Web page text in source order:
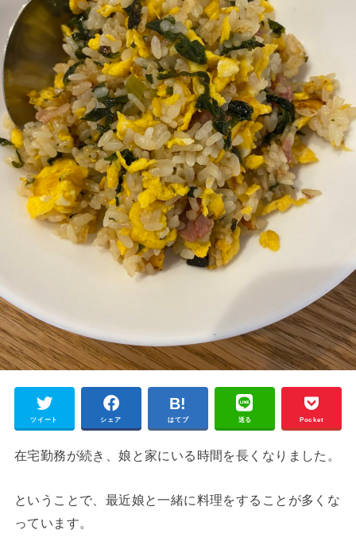
ツイート シェア はてブ 送る Pocket
在宅勤務が続き、娘と家にいる時間を長くなりました。
ということで、最近娘と一緒に料理をすることが多くな
っています。